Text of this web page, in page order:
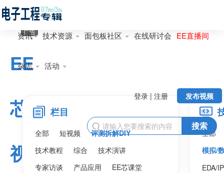
资讯 技术资源 面包板社区 在线研讨会 EE直播间
杂志 活动
发布视频
登录 | 注册
 搜索
EE
芯
视
广告
栏目
全部 短视频
评测拆解DIY
技术教程
综合
技术演讲
专家访谈
产品应用 EE芯课堂
全部
模拟/
EDA/